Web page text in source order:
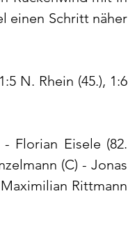
einen Schritt näher
N. Rhein (45.), 1:6
Florian Eisele (82.
(C) - Jonas
Rittmann